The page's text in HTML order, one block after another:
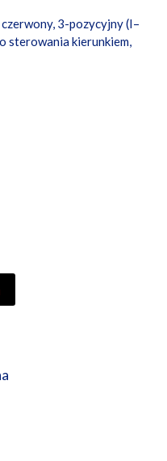
3-pozycyjny (I–
sterowania kierunkiem,